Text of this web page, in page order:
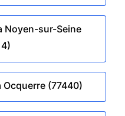
Noyen-sur-Seine
(77440)